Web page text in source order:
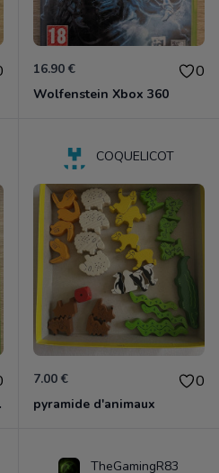
16.90 € 0
Wolfenstein Xbox 360
COQUELICOT
7.00 € 0
pyramide d'animaux
TheGamingR83